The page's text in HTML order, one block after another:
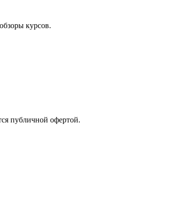
курсов.
публичной офертой.